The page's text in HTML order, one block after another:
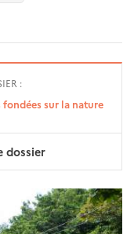
:
sur la nature
dossier